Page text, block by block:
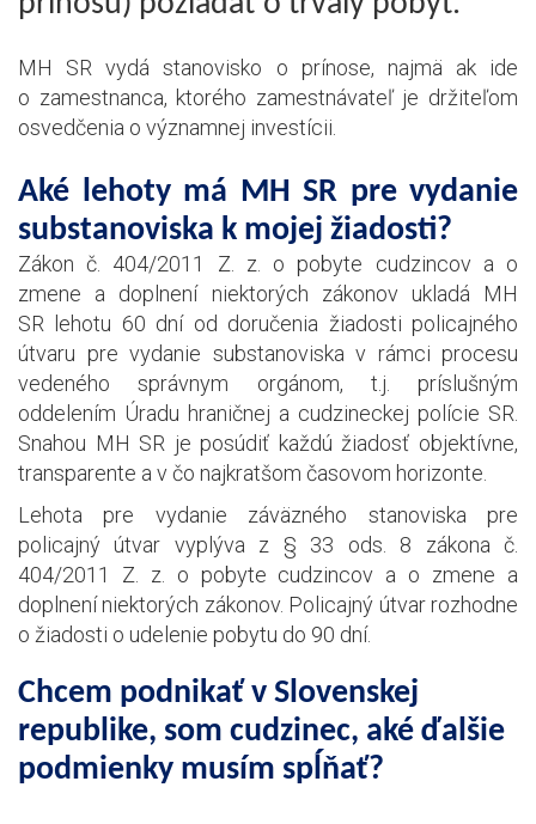
MH SR vydá stanovisko o prínose, najmä ak ide
o zamestnanca, ktorého zamestnávateľ je držiteľom
osvedčenia o významnej investícii.
Aké lehoty má MH SR pre vydanie
substanoviska k mojej žiadosti?
Zákon č. 404/2011 Z. z. o pobyte cudzincov a o
zmene a doplnení niektorých zákonov ukladá MH
SR lehotu 60 dní od doručenia žiadosti policajného
útvaru pre vydanie substanoviska v rámci procesu
vedeného správnym orgánom, t.j. príslušným
oddelením Úradu hraničnej a cudzineckej polície SR.
Snahou MH SR je posúdiť každú žiadosť objektívne,
transparente a v čo najkratšom časovom horizonte.
Lehota pre vydanie záväzného stanoviska pre
policajný útvar vyplýva z § 33 ods. 8 zákona č.
404/2011 Z. z. o pobyte cudzincov a o zmene a
doplnení niektorých zákonov. Policajný útvar rozhodne
o žiadosti o udelenie pobytu do 90 dní.
Chcem podnikať v Slovenskej
republike, som cudzinec, aké ďalšie
podmienky musím spĺňať?